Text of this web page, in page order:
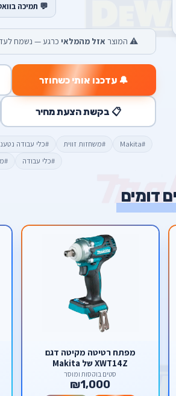
💬 תמיכה
⚠️ המוצר אזל מהמלאי כרגע — נשמח
🔔 עדכנו אותי כשחוזר
📋 בקשת הצעת מחיר
#Makita #משחזות זווית #כלי עבודה
#כלי עבודה
דומים
מפתח רטיטה מקיטה דגם
XWT14Z של Makita
סטים בוקסות ומוסך
₪1,000